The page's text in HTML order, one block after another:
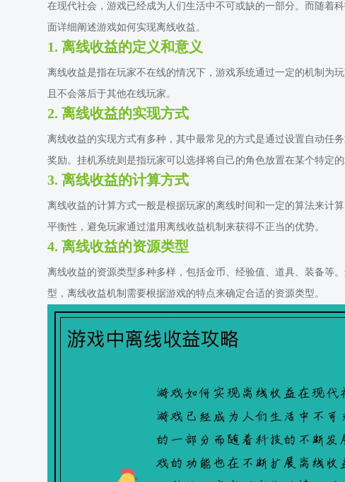
在现代社会，游戏已经成为人们生活中不可或缺的一部分。而随着
面详细阐述游戏如何实现离线收益。
1. 离线收益的定义和意义
离线收益是指在玩家不在线的情况下，游戏系统通过一定的机制为
且不会落后于其他在线玩家。
2. 离线收益的实现方式
离线收益的实现方式有多种，其中最常见的方式是通过设置自动任
奖励。挂机系统则是指玩家可以选择将自己的角色放置在某个特定
3. 离线收益的计算方式
离线收益的计算方式一般是根据玩家的离线时间和一定的算法来计
平衡性，避免玩家通过滥用离线收益机制来获得不正当的优势。
4. 离线收益的资源类型
离线收益的资源类型多种多样，包括金币、经验值、道具、装备等
型，离线收益机制需要根据游戏的特点来确定合适的资源类型。